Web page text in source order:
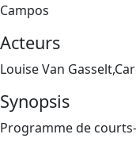
Campos
Acteurs
Louise Van
Synopsis
Programme de